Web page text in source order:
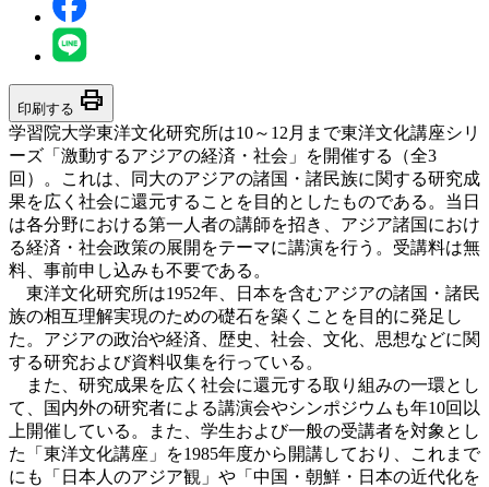
印刷する print
学習院大学東洋文化研究所は10～12月まで東洋文化講座シリ
ーズ「激動するアジアの経済・社会」を開催する（全3
回）。これは、同大のアジアの諸国・諸民族に関する研究成
果を広く社会に還元することを目的としたものである。当日
は各分野における第一人者の講師を招き、アジア諸国におけ
る経済・社会政策の展開をテーマに講演を行う。受講料は無
料、事前申し込みも不要である。
東洋文化研究所は1952年、日本を含むアジアの諸国・諸民
族の相互理解実現のための礎石を築くことを目的に発足し
た。アジアの政治や経済、歴史、社会、文化、思想などに関
する研究および資料収集を行っている。
また、研究成果を広く社会に還元する取り組みの一環とし
て、国内外の研究者による講演会やシンポジウムも年10回以
上開催している。また、学生および一般の受講者を対象とし
た「東洋文化講座」を1985年度から開講しており、これまで
にも「日本人のアジア観」や「中国・朝鮮・日本の近代化を